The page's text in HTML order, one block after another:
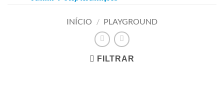
INÍCIO / PLAYGROUND
FILTRAR